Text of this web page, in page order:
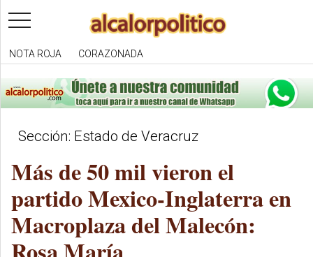
toggle
navigation
NOTA ROJA CORAZONADA
Sección: Estado de Veracruz
Más de 50 mil vieron el
partido Mexico-Inglaterra en
Macroplaza del Malecón: